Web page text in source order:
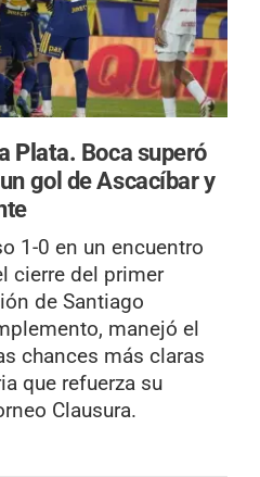
Plata. Boca superó
gol de Ascacíbar y
1-0 en un encuentro
cierre del primer
de Santiago
manejó el
chances más claras
que refuerza su
Clausura.